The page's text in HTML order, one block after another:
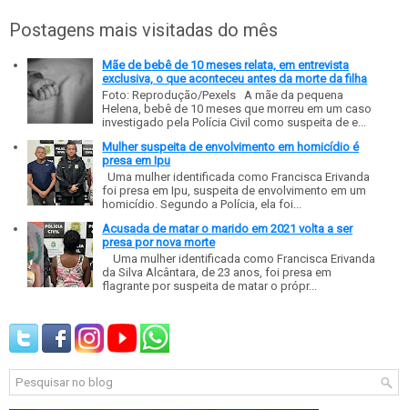
Postagens mais visitadas do mês
Mãe de bebê de 10 meses relata, em entrevista
exclusiva, o que aconteceu antes da morte da filha
Foto: Reprodução/Pexels A mãe da pequena
Helena, bebê de 10 meses que morreu em um caso
investigado pela Polícia Civil como suspeita de e...
Mulher suspeita de envolvimento em homicídio é
presa em Ipu
Uma mulher identificada como Francisca Erivanda
foi presa em Ipu, suspeita de envolvimento em um
homicídio. Segundo a Polícia, ela foi...
Acusada de matar o marido em 2021 volta a ser
presa por nova morte
Uma mulher identificada como Francisca Erivanda
da Silva Alcântara, de 23 anos, foi presa em
flagrante por suspeita de matar o própr...